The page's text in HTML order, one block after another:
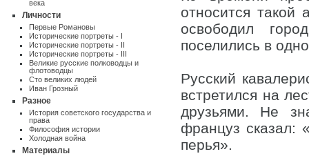
века
Личности
Первые Романовы
Исторические портреты - I
Исторические портреты - II
Исторические портреты - III
Великие русские полководцы и
флотоводцы
Сто великих людей
Иван Грозный
Разное
Истоpия советского государства и
пpава
Философия истории
Холодная война
Материалы
относится такой
освободил
поселились в
Русский
встретился на
друзьями. Не
француз сказал:
перья».